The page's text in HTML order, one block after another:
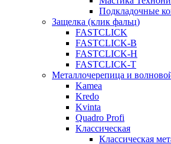
Подкладочные
Защелка (клик фальц)
FASTCLICK
FASTCLICK-B
FASTCLICK-H
FASTCLICK-T
Металлочерепица и
Kamea
Kredo
Kvinta
Quadro Profi
Классическая
Классическая